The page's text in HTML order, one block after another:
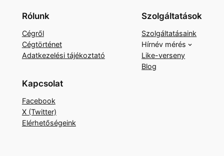
Rólunk
Cégről
Cégtörténet
Adatkezelési tájékoztató
Szolgáltatások
Szolgáltatásaink
Hírnév mérés
Like-verseny
Blog
Kapcsolat
Facebook
X (Twitter)
Elérhetőségeink